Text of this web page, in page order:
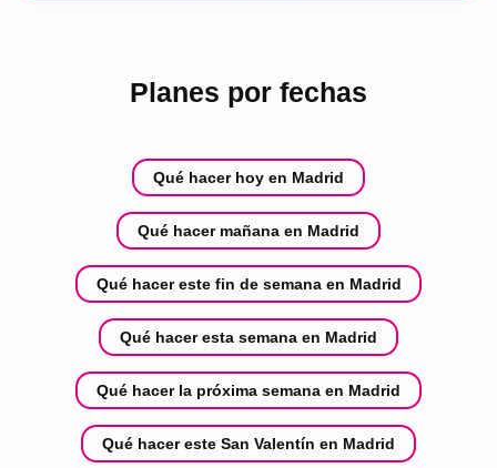
Planes por fechas
Qué hacer hoy en Madrid
Qué hacer mañana en Madrid
Qué hacer este fin de semana en Madrid
Qué hacer esta semana en Madrid
Qué hacer la próxima semana en Madrid
Qué hacer este San Valentín en Madrid